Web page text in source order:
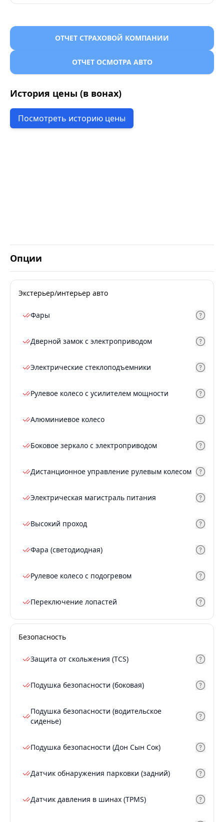
ОТЧЕТ СТРАХОВОЙ КОМПАНИИ
ОТЧЕТ ОСМОТРА АВТО
История цены (в вонах)
Посмотреть историю цены
Опции
Экстерьер/интерьер авто
Фары
Дверной замок с электроприводом
Электрические стеклоподъемники
Рулевое колесо с усилителем мощности
Алюминиевое колесо
Боковое зеркало с электроприводом
Дистанционное управление рулевым колесом
Электрическая магистраль питания
Высокий проход
Фара (светодиодная)
Рулевое колесо с подогревом
Переключение лопастей
Безопасность
Защита от скольжения (TCS)
Подушка безопасности (боковая)
Подушка безопасности (водительское
сиденье)
Подушка безопасности (Дон Сын Сок)
Датчик обнаружения парковки (задний)
Датчик давления в шинах (TPMS)